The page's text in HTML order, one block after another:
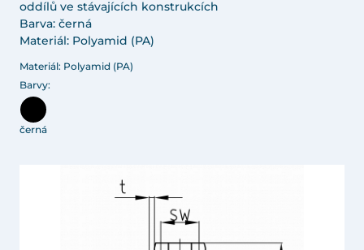
oddílů ve stávajících konstrukcích
Barva: černá
Materiál: Polyamid (PA)
Materiál: Polyamid (PA)
Barvy:
černá